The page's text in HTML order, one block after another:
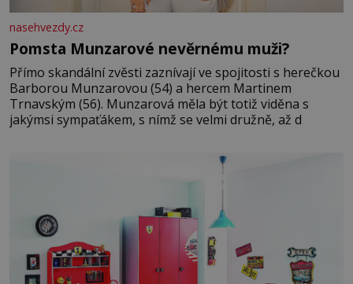
nasehvezdy.cz
Pomsta Munzarové nevěrnému muži?
Přímo skandální zvěsti zaznívají ve spojitosti s herečkou
Barborou Munzarovou (54) a hercem Martinem
Trnavským (56). Munzarová měla být totiž viděna s
jakýmsi sympaťákem, s nímž se velmi družně, až d